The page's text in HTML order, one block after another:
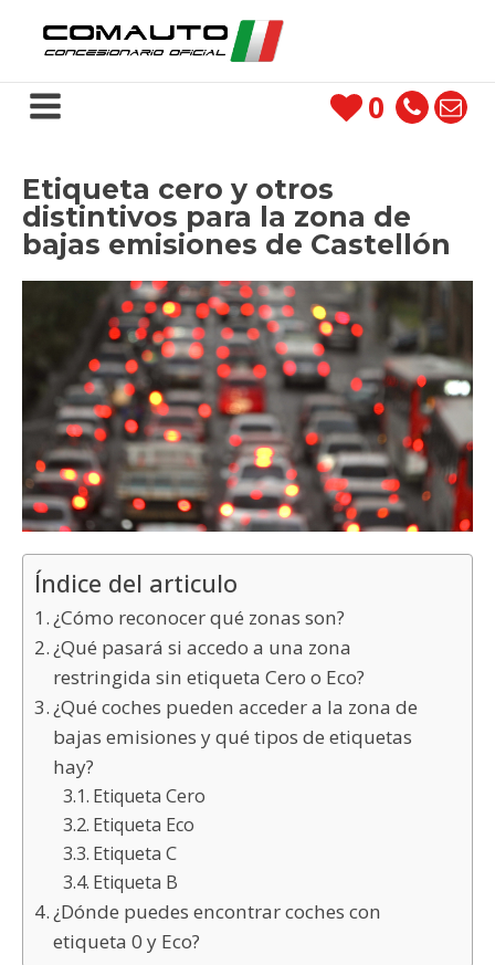
0
Etiqueta cero y otros
distintivos para la zona de
bajas emisiones de Castellón
Índice del articulo
¿Cómo reconocer qué zonas son?
¿Qué pasará si accedo a una zona
restringida sin etiqueta Cero o Eco?
¿Qué coches pueden acceder a la zona de
bajas emisiones y qué tipos de etiquetas
hay?
Etiqueta Cero
Etiqueta Eco
Etiqueta C
Etiqueta B
¿Dónde puedes encontrar coches con
etiqueta 0 y Eco?